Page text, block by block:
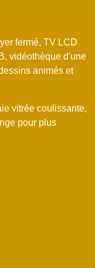
fermé, TV LCD
vidéothèque d'une
animés et
vitrée coulissante,
pour plus